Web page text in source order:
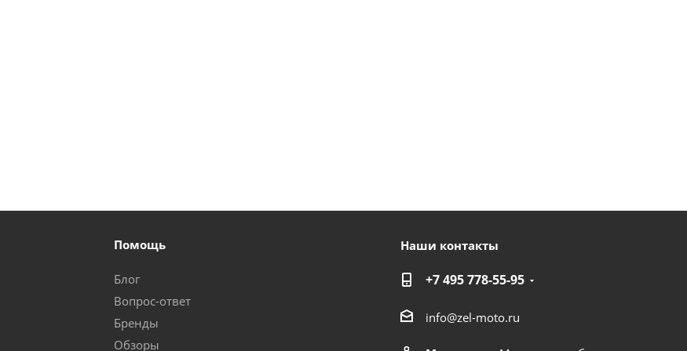
Помощь
Блог
Вопрос-ответ
Бренды
Обзоры
Наши контакты
+7 495 778-55-95
info@zel-moto.ru